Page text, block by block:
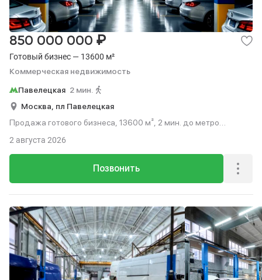
Готовый бизнес — 13600 м²
Коммерческая недвижимость
850 000 000 ₽
Павелецкая 2 мин.
Москва, пл Павелецкая
Продажа готового бизнеса, 13600 м², 2 мин. до метро
Позвонить
2 августа 2026